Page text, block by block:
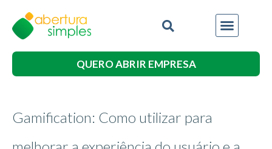
QUERO ABRIR EMPRESA
Gamification: Como utilizar para